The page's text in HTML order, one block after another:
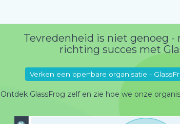
Tevredenheid is niet genoeg -
richting succes met
Verken een openbare organisatie -
Ontdek GlassFrog zelf en zie hoe we onze